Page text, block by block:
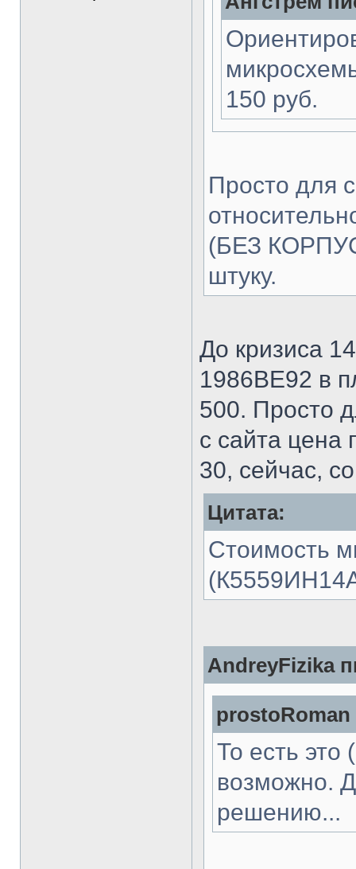
150 руб.
Просто для
(БЕЗ
штуку.
До кризиса
1986ВЕ92 в
500. Просто
с сайта
30, сейчас,
Цитата:
Стоимость
AndreyFizika
prostoRoman
То есть это
возможно.
решению...